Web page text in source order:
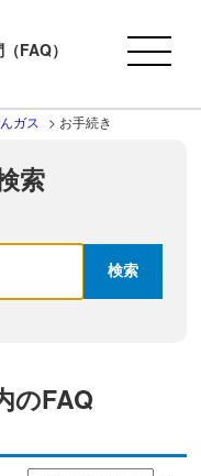
FAQ）
ガス > お手続き
索
のFAQ